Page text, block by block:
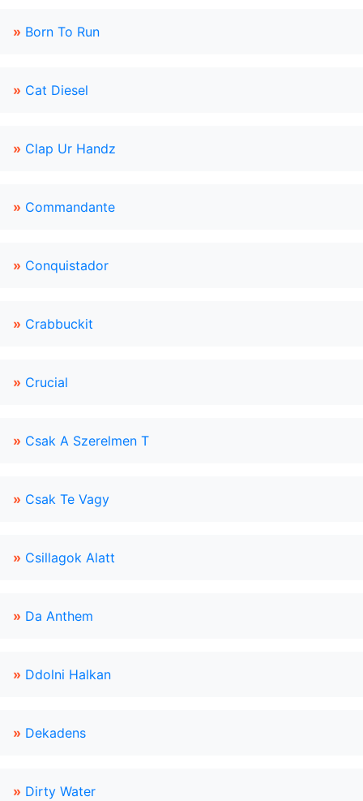
» Born To Run
» Cat Diesel
» Clap Ur Handz
» Commandante
» Conquistador
» Crabbuckit
» Crucial
» Csak A Szerelmen T
» Csak Te Vagy
» Csillagok Alatt
» Da Anthem
» Ddolni Halkan
» Dekadens
» Dirty Water